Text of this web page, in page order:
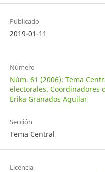
Publicado
2019-01-11
Número
Núm. 61 (2006): Tema
electorales. Coordinadores
Erika Granados Aguilar
Sección
Tema Central
Licencia